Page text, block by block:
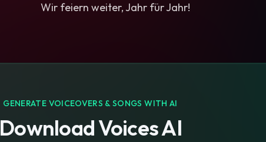
Wir feiern weiter, Jahr für Jahr!
GENERATE VOICEOVERS & SONGS WITH AI
Download Voices AI